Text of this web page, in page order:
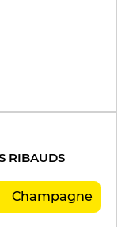
RIBAUDS
Champagne